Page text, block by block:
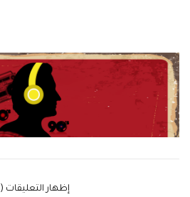
‫إظهار التعليقات (2)